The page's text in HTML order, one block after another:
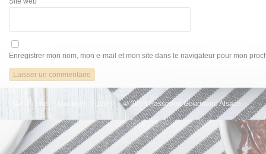
Enregistrer mon nom, mon e-mail et mon site dans le navigateur pour mon
Plan du site Mentions légales © 2013 Passeport Gourmand Alsace